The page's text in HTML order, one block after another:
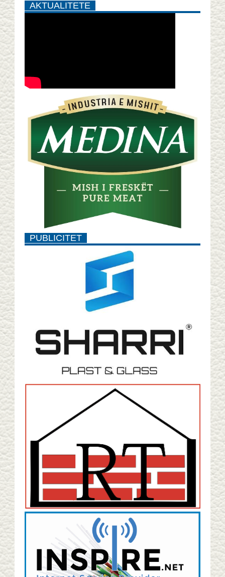
AKTUALITETE
PUBLICITET